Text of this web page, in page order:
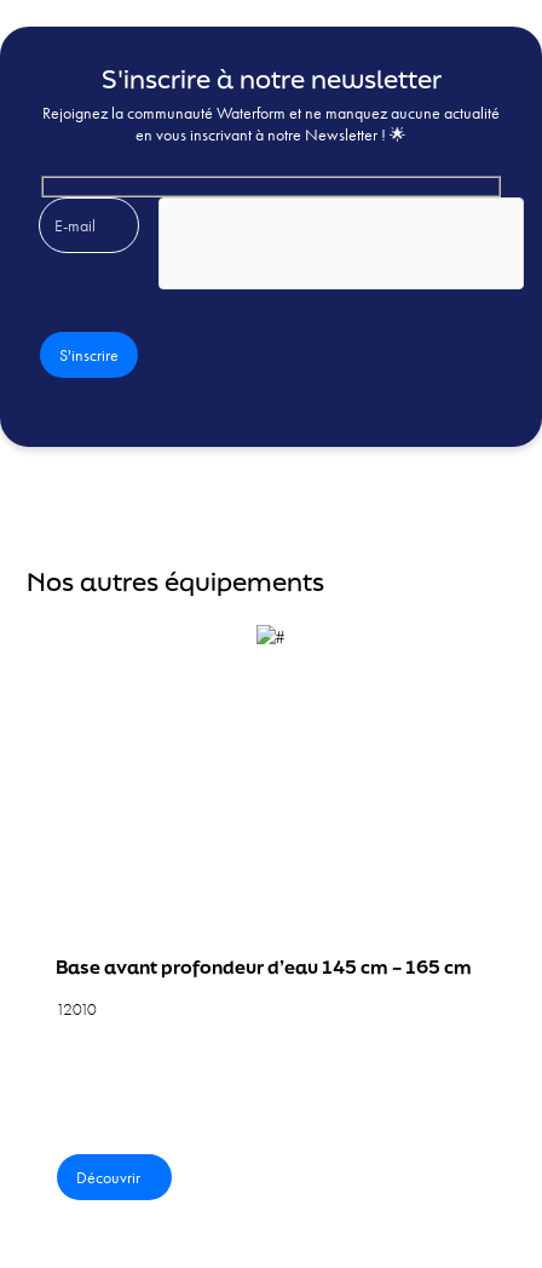
Accueil
AquaFit Pro Pack
Contact
S'inscrire à notre newsletter
Rejoignez la communauté Waterform et ne manquez aucune actualité
en vous inscrivant à notre Newsletter ! 🌟
Veuillez laisser ce champ vide.
Nos autres équipements
Base avant profondeur d’eau 145 cm – 165 cm
12010
Découvrir